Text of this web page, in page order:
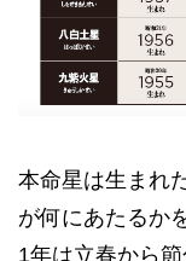
本命星は生まれ
が何にあたるか
1年は立春から